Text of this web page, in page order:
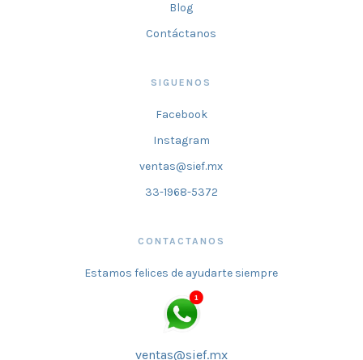
Blog
Contáctanos
SIGUENOS
Facebook
Instagram
ventas@sief.mx
33-1968-5372
CONTACTANOS
Estamos felices de ayudarte siempre
ventas@sief.mx